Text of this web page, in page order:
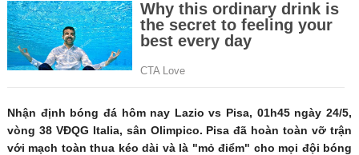
Nhận định bóng đá hôm nay Lazio vs Pisa, 01h45 ngày 24/5,
vòng 38 VĐQG Italia, sân Olimpico. Pisa đã hoàn toàn vỡ trận
với mạch toàn thua kéo dài và là "mỏ điểm" cho mọi đội bóng